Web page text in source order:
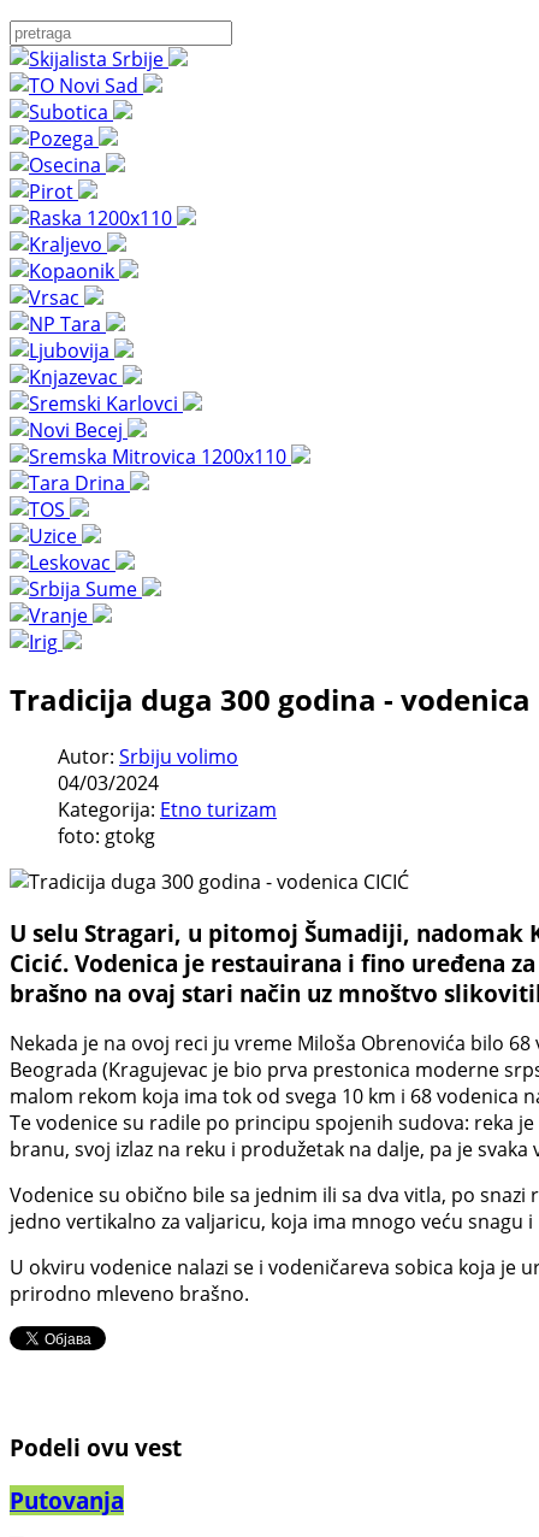
Tradicija duga 300 godina - vodenica
Autor: Srbiju volimo
04/03/2024
Kategorija: Etno turizam
foto: gtokg
U selu Stragari, u pitomoj Šumadiji, nadomak
Cicić. Vodenica je restauirana i fino uređena
brašno na ovaj stari način uz mnoštvo
Nekada je na ovoj reci ju vreme Miloša Obrenovića bilo
Beograda (Kragujevac je bio prva prestonica moderne
malom rekom koja ima tok od svega 10 km i 68 vodenica
Te vodenice su radile po principu spojenih sudova: reka
branu, svoj izlaz na reku i produžetak na dalje, pa je svaka
Vodenice su obično bile sa jednim ili sa dva vitla, po snazi
jedno vertikalno za valjaricu, koja ima mnogo veću snagu
U okviru vodenice nalazi se i vodeničareva sobica koja
prirodno mleveno brašno.
Podeli ovu vest
Putovanja